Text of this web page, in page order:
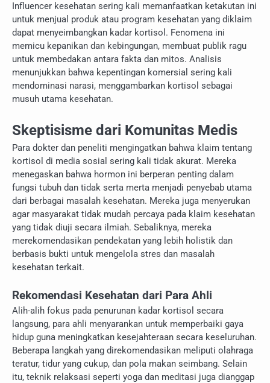
Influencer kesehatan sering kali memanfaatkan ketakutan ini
untuk menjual produk atau program kesehatan yang diklaim
dapat menyeimbangkan kadar kortisol. Fenomena ini
memicu kepanikan dan kebingungan, membuat publik ragu
untuk membedakan antara fakta dan mitos. Analisis
menunjukkan bahwa kepentingan komersial sering kali
mendominasi narasi, menggambarkan kortisol sebagai
musuh utama kesehatan.
Skeptisisme dari Komunitas Medis
Para dokter dan peneliti mengingatkan bahwa klaim tentang
kortisol di media sosial sering kali tidak akurat. Mereka
menegaskan bahwa hormon ini berperan penting dalam
fungsi tubuh dan tidak serta merta menjadi penyebab utama
dari berbagai masalah kesehatan. Mereka juga menyerukan
agar masyarakat tidak mudah percaya pada klaim kesehatan
yang tidak diuji secara ilmiah. Sebaliknya, mereka
merekomendasikan pendekatan yang lebih holistik dan
berbasis bukti untuk mengelola stres dan masalah
kesehatan terkait.
Rekomendasi Kesehatan dari Para Ahli
Alih-alih fokus pada penurunan kadar kortisol secara
langsung, para ahli menyarankan untuk memperbaiki gaya
hidup guna meningkatkan kesejahteraan secara keseluruhan.
Beberapa langkah yang direkomendasikan meliputi olahraga
teratur, tidur yang cukup, dan pola makan seimbang. Selain
itu, teknik relaksasi seperti yoga dan meditasi juga dianggap